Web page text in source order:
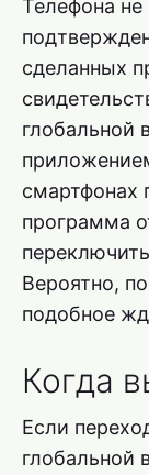
Телефона
сделанных
глобальной
смартфонах
программа
Вероятно,
подобное
Когда
Если
глобальной